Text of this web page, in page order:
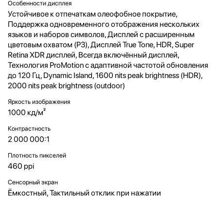
Особенности дисплея
Устойчивое к отпечаткам олеофобное покрытие,
Поддержка одновременного отображения нескольких
языков и наборов символов, Дисплей с расширенным
цветовым охватом (P3), Дисплей True Tone, HDR, Super
Retina XDR дисплей, Всегда включённый дисплей,
Технология ProMotion с адаптивной частотой обновления
до 120 Гц, Dynamic Island, 1600 nits peak brightness (HDR),
2000 nits peak brightness (outdoor)
Яркость изображения
1000 кд/м²
Контрастность
2 000 000:1
Плотность пикселей
460 ppi
Сенсорный экран
Ёмкостный, Тактильный отклик при нажатии